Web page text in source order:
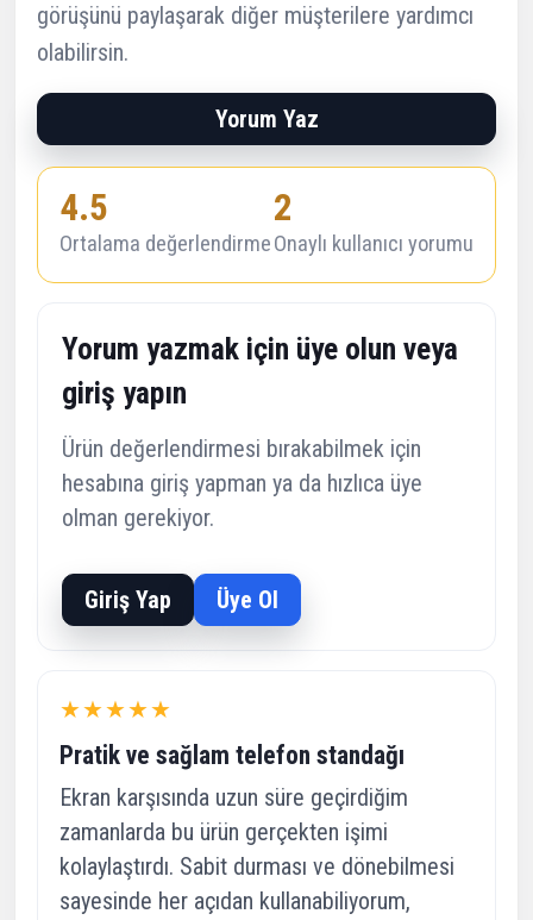
görüşünü paylaşarak diğer müşterilere yardımcı
olabilirsin.
Yorum Yaz
4.5
Ortalama değerlendirme
2
Onaylı kullanıcı yorumu
Yorum yazmak için üye olun veya
giriş yapın
Ürün değerlendirmesi bırakabilmek için
hesabına giriş yapman ya da hızlıca üye
olman gerekiyor.
Giriş Yap Üye Ol
★★★★★
Pratik ve sağlam telefon standağı
Ekran karşısında uzun süre geçirdiğim
zamanlarda bu ürün gerçekten işimi
kolaylaştırdı. Sabit durması ve dönebilmesi
sayesinde her açıdan kullanabiliyorum,